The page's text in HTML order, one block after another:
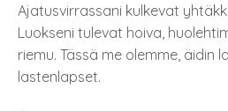
Ajatusvirrassani kulkevat
Luokseni tulevat hoiva,
riemu. Tässä me olemme, äidin
lastenlapset.